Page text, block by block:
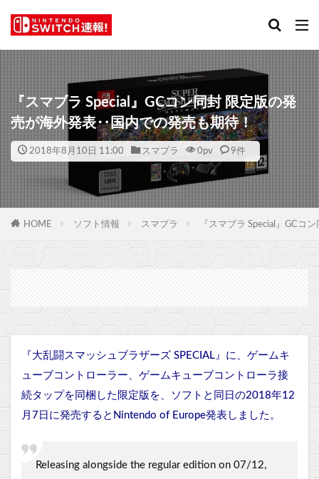
『スマブラ Special』GCコン同封 限定版の発
売が海外発表‥国内での発売も期待！
2018年8月10日 11:00 スマブラ 0pv 9件
HOME ソフト情報 スマブラ 『スマブラ Special』GCコ
『大乱闘スマッシュブラザーズ SPECIAL』に、ゲームキ
ューブコントローラー、ゲームキューブコントローラ接
続タップを同梱した限定版を、ソフトと同日の2018年12
月7日に発売するとNintendo of Europe発表しました。
Releasing alongside the regular edition on 07/12,